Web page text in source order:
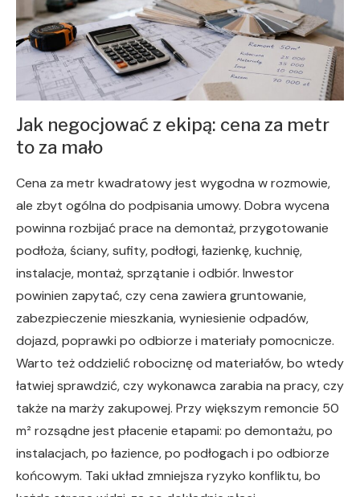
Jak negocjować z ekipą: cena za metr
to za mało
Cena za metr kwadratowy jest wygodna w rozmowie,
ale zbyt ogólna do podpisania umowy. Dobra wycena
powinna rozbijać prace na demontaż, przygotowanie
podłoża, ściany, sufity, podłogi, łazienkę, kuchnię,
instalacje, montaż, sprzątanie i odbiór. Inwestor
powinien zapytać, czy cena zawiera gruntowanie,
zabezpieczenie mieszkania, wyniesienie odpadów,
dojazd, poprawki po odbiorze i materiały pomocnicze.
Warto też oddzielić robociznę od materiałów, bo wtedy
łatwiej sprawdzić, czy wykonawca zarabia na pracy, czy
także na marży zakupowej. Przy większym remoncie 50
m² rozsądne jest płacenie etapami: po demontażu, po
instalacjach, po łazience, po podłogach i po odbiorze
końcowym. Taki układ zmniejsza ryzyko konfliktu, bo